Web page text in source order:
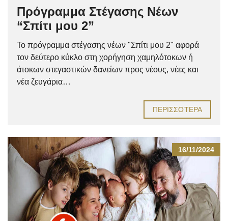
Πρόγραμμα Στέγασης Νέων
“Σπίτι μου 2”
Το πρόγραμμα στέγασης νέων "Σπίτι μου 2" αφορά
τον δεύτερο κύκλο στη χορήγηση χαμηλότοκων ή
άτοκων στεγαστικών δανείων προς νέους, νέες και
νέα ζευγάρια…
ΠΕΡΙΣΣΌΤΕΡΑ
16/11/2024